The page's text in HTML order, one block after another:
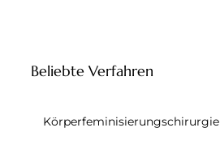
Beliebte Verfahren
Körperfeminisierungschirurgie